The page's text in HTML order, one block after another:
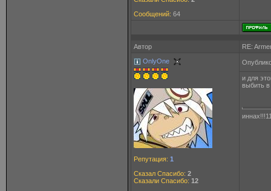
Сообщений: 64
Автор
RE:
OnlyOne
Репутация: 1
Сказал Спасибо: 2
Сказали Спасибо: 12
и для
выбить в